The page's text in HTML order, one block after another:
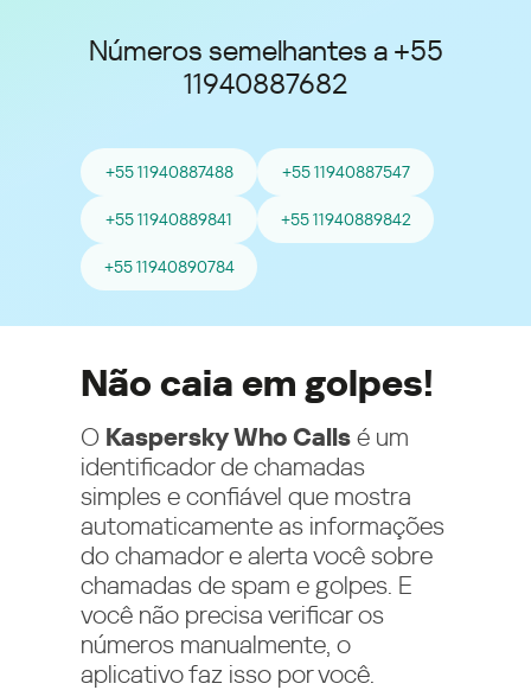
Números semelhantes a +55
11940887682
+55 11940887488 +55 11940887547
+55 11940889841 +55 11940889842
+55 11940890784
Não caia em golpes!
O Kaspersky Who Calls é um
identificador de chamadas
simples e confiável que mostra
automaticamente as informações
do chamador e alerta você sobre
chamadas de spam e golpes. E
você não precisa verificar os
números manualmente, o
aplicativo faz isso por você.